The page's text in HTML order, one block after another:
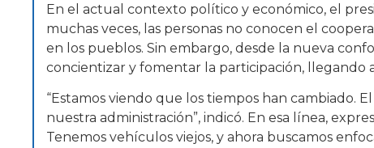
En el actual contexto político y económico, el
muchas veces, las personas no conocen el
en los pueblos. Sin embargo, desde la nueva
concientizar y fomentar la participación, llegando
“Estamos viendo que los tiempos han cambiado.
nuestra administración”, indicó. En esa línea,
Tenemos vehículos viejos, y ahora buscamos